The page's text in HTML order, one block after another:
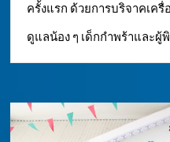
ครั้งแรก ด้วยการบริจาคเค
ดูแลน้อง ๆ เด็กกำพร้าและผู้